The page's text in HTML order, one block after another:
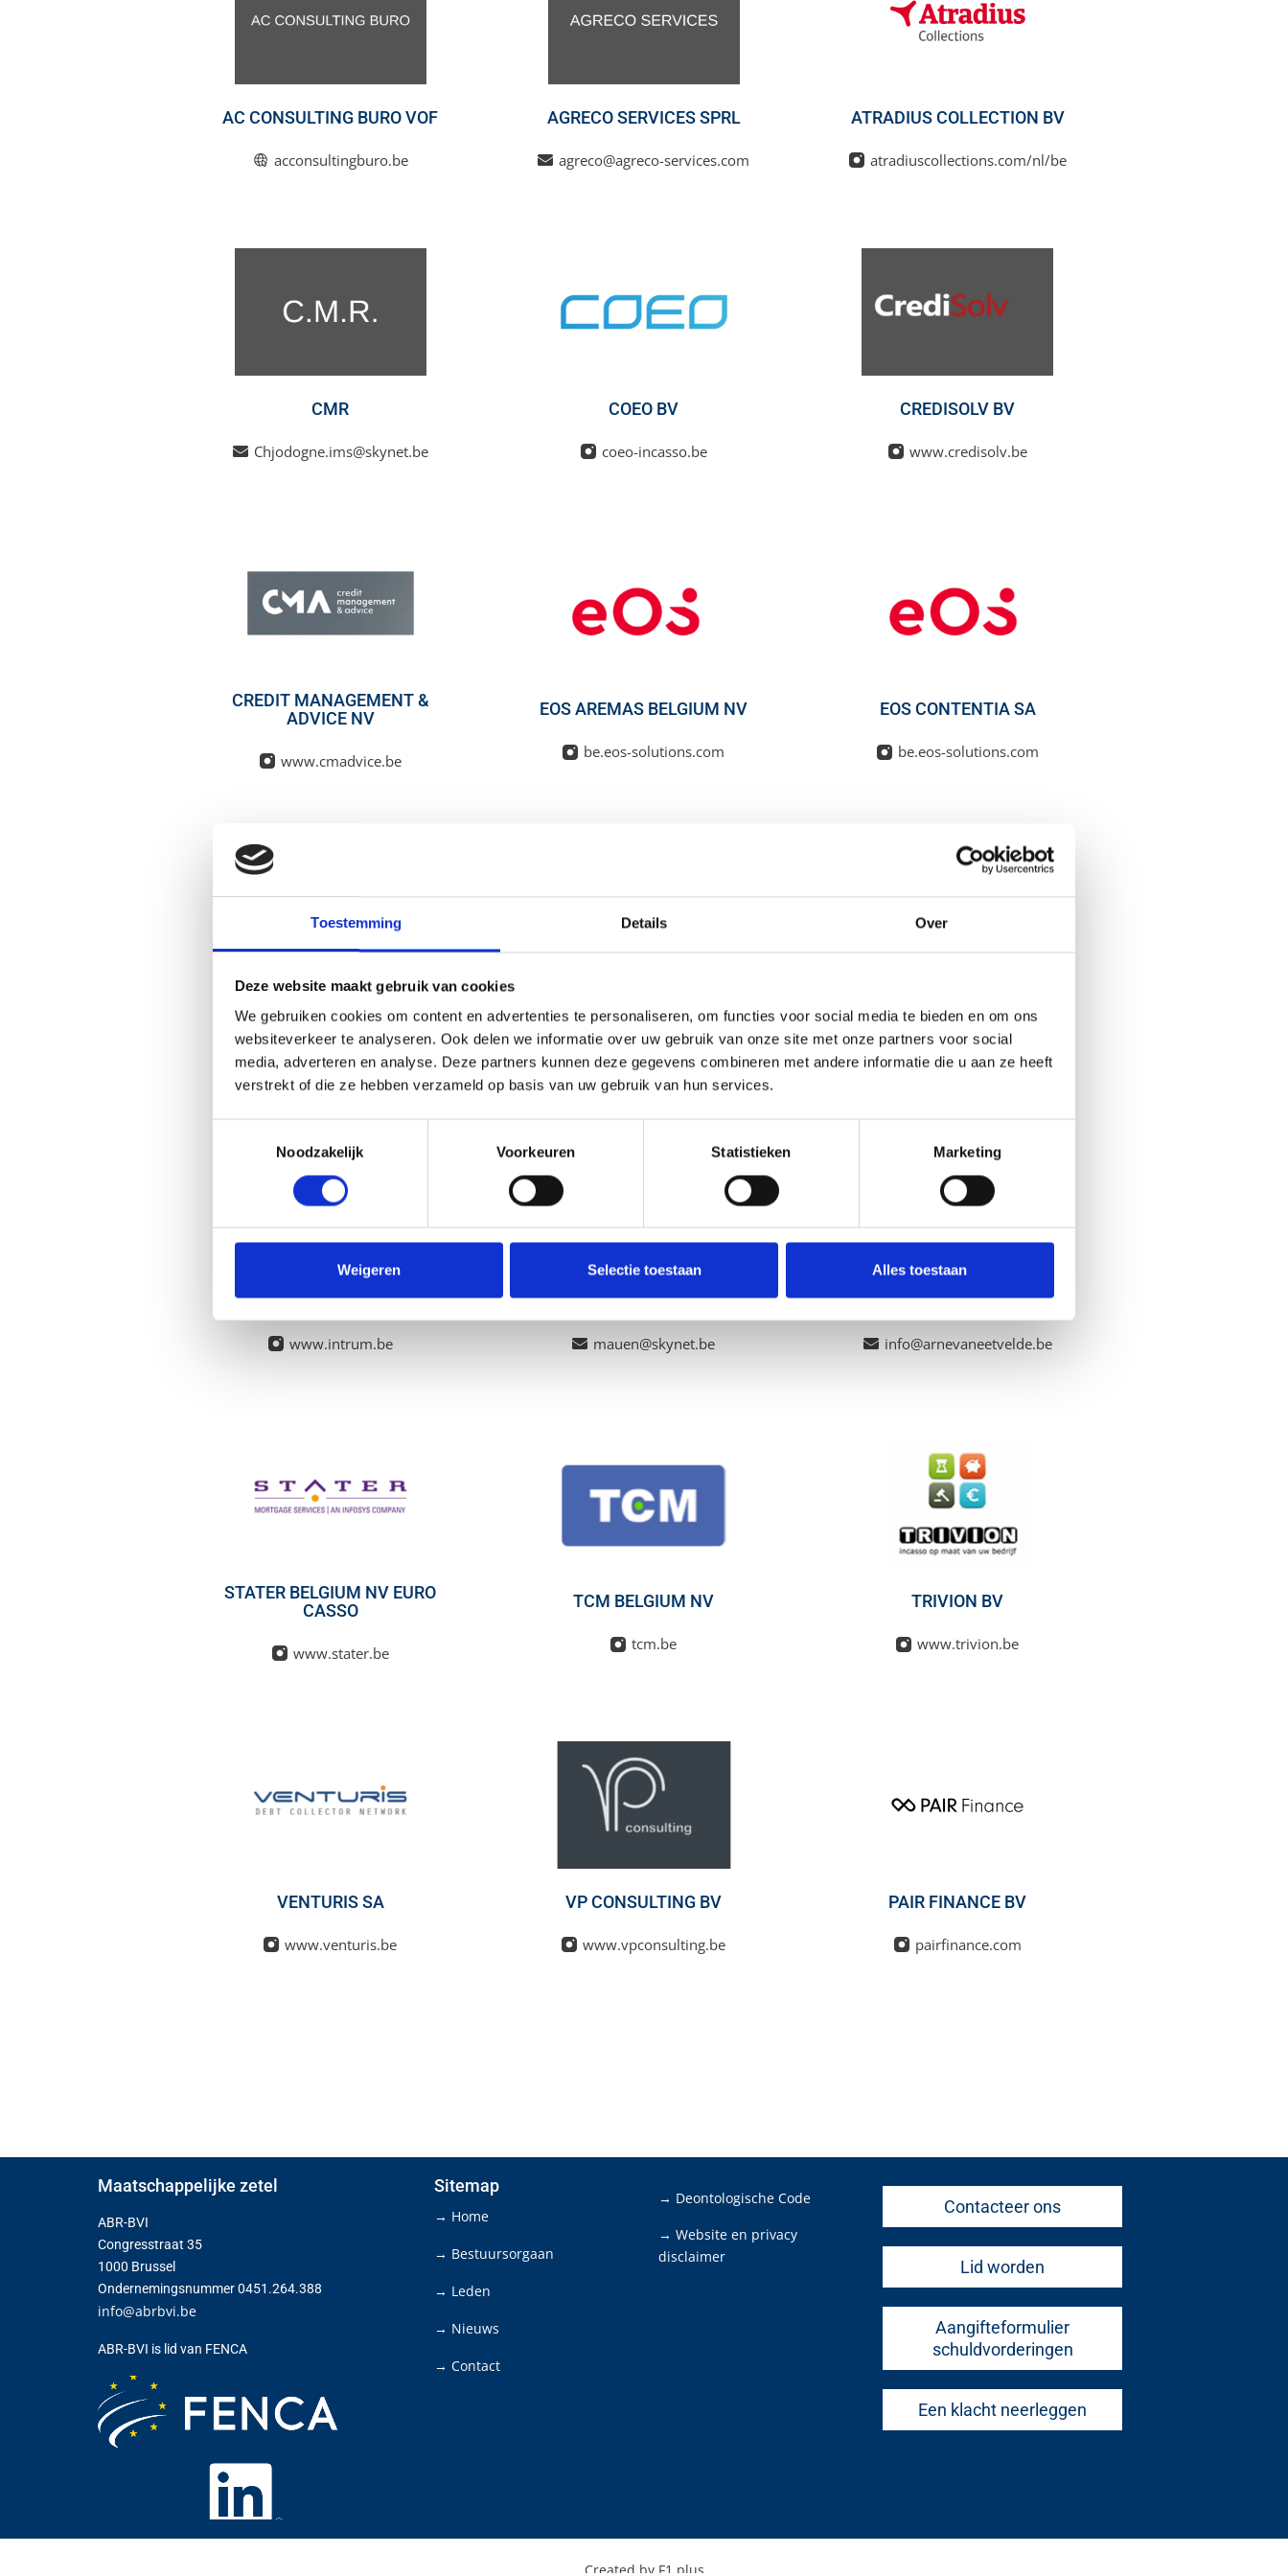
Toestemming Details Over
Deze website maakt gebruik van cookies
We gebruiken cookies om content en advertenties te personaliseren, om functies voor social media te bieden en om ons
websiteverkeer te analyseren. Ook delen we informatie over uw gebruik van onze site met onze partners voor social
media, adverteren en analyse. Deze partners kunnen deze gegevens combineren met andere informatie die u aan ze heeft
verstrekt of die ze hebben verzameld op basis van uw gebruik van hun services.
Noodzakelijk
Voorkeuren Statistieken Marketing
Weigeren Selectie toestaan Alles toestaan
AC CONSULTING BURO VOF
acconsultingburo.be
AGRECO SERVICES SPRL
agreco@agreco-services.com
ATRADIUS COLLECTION BV
atradiuscollections.com/nl/be
CMR
Chjodogne.ims@skynet.be
COEO BV
coeo-incasso.be
CREDISOLV BV
www.credisolv.be
CREDIT MANAGEMENT &
ADVICE NV
www.cmadvice.be
EOS AREMAS BELGIUM NV
be.eos-solutions.com
EOS CONTENTIA SA
be.eos-solutions.com
EUROFIDES SA
www.eurofides.eu
FIDUCRE SA
www.fiducre.be
FIDUSUD SA
www.fidusud.be
INTRUM NV
www.intrum.be
MAUEN SA
mauen@skynet.be
Arne VAN EETVELDE
info@arnevaneetvelde.be
STATER BELGIUM NV EURO
CASSO
www.stater.be
TCM BELGIUM NV
tcm.be
TRIVION BV
www.trivion.be
VENTURIS SA
www.venturis.be
VP CONSULTING BV
www.vpconsulting.be
PAIR FINANCE BV
pairfinance.com
Maatschappelijke zetel
ABR-BVI
Congresstraat 35
1000 Brussel
Ondernemingsnummer 0451.264.388
info@abrbvi.be
ABR-BVI is lid van FENCA
Sitemap
→ Home
→ Bestuursorgaan
→ Leden
→ Nieuws
→ Contact
→ Deontologische Code
→ Website en privacy
disclaimer
Contacteer ons
Lid worden
Aangifteformulier
schuldvorderingen
Een klacht neerleggen
Created by F1 plus